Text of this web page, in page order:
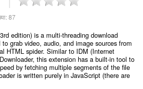
87
edition) is a multi-threading download
grab video, audio, and image sources from
HTML spider. Similar to IDM (Internet
this extension has a built-in tool to
by fetching multiple segments of the file
is written purely in JavaScript (there are